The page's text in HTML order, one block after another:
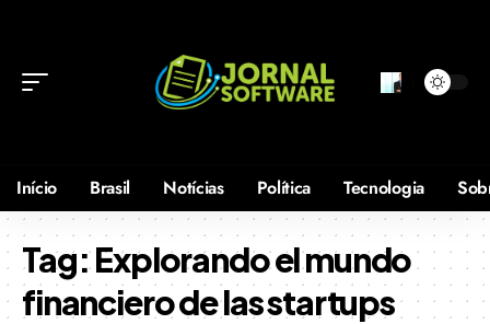
Início Brasil Notícias Política Tecnologia
Tag:Explorando el mundo
financiero de las startups